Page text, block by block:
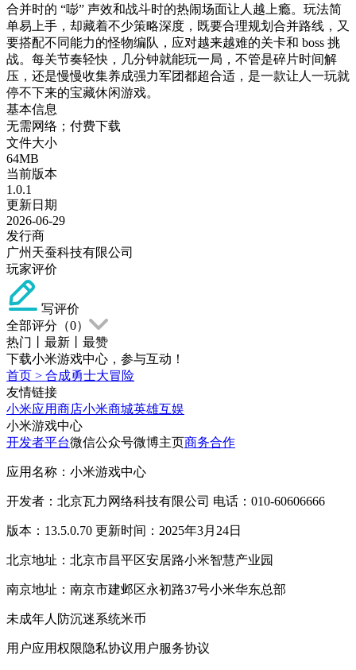
合并时的 “嘭” 声效和战斗时的热闹场面让人越上瘾。玩法简
单易上手，却藏着不少策略深度，既要合理规划合并路线，又
要搭配不同能力的怪物编队，应对越来越难的关卡和 boss 挑
战。每关节奏轻快，几分钟就能玩一局，不管是碎片时间解
压，还是慢慢收集养成强力军团都超合适，是一款让人一玩就
停不下来的宝藏休闲游戏。
基本信息
无需网络；付费下载
文件大小
64MB
当前版本
1.0.1
更新日期
2026-06-29
发行商
广州天蚕科技有限公司
玩家评价
写评价
全部评分（0）
热门
最新
最赞
下载小米游戏中心，参与互动！
首页 > 合成勇士大冒险
友情链接
小米应用商店小米商城英雄互娱
小米游戏中心
开发者平台微信公众号微博主页商务合作
应用名称：小米游戏中心
开发者：北京瓦力网络科技有限公司 电话：010-60606666
版本：13.5.0.70 更新时间：2025年3月24日
北京地址：北京市昌平区安居路小米智慧产业园
南京地址：南京市建邺区永初路37号小米华东总部
未成年人防沉迷系统米币
用户应用权限隐私协议用户服务协议